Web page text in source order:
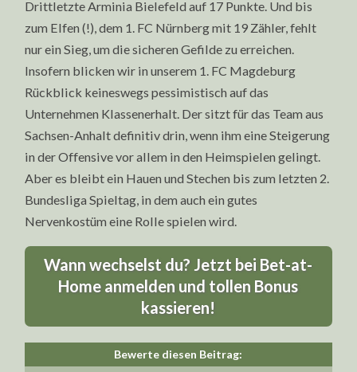
Drittletzte Arminia Bielefeld auf 17 Punkte. Und bis
zum Elfen (!), dem 1. FC Nürnberg mit 19 Zähler, fehlt
nur ein Sieg, um die sicheren Gefilde zu erreichen.
Insofern blicken wir in unserem 1. FC Magdeburg
Rückblick keineswegs pessimistisch auf das
Unternehmen Klassenerhalt. Der sitzt für das Team aus
Sachsen-Anhalt definitiv drin, wenn ihm eine Steigerung
in der Offensive vor allem in den Heimspielen gelingt.
Aber es bleibt ein Hauen und Stechen bis zum letzten 2.
Bundesliga Spieltag, in dem auch ein gutes
Nervenkostüm eine Rolle spielen wird.
Wann wechselst du? Jetzt bei Bet-at-
Home anmelden und tollen Bonus
kassieren!